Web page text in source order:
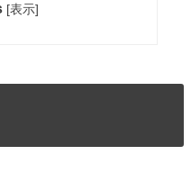
[表示]